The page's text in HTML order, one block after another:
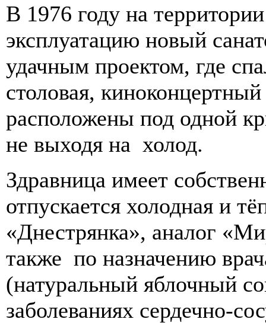
В 1976 году на
эксплуатацию новый
удачным проектом, где
столовая,
расположены под одной
не выходя на холод.
Здравница имеет
отпускается холодная и
«Днестрянка», аналог
также по назначению
(натуральный яблочный
заболеваниях сердечно-